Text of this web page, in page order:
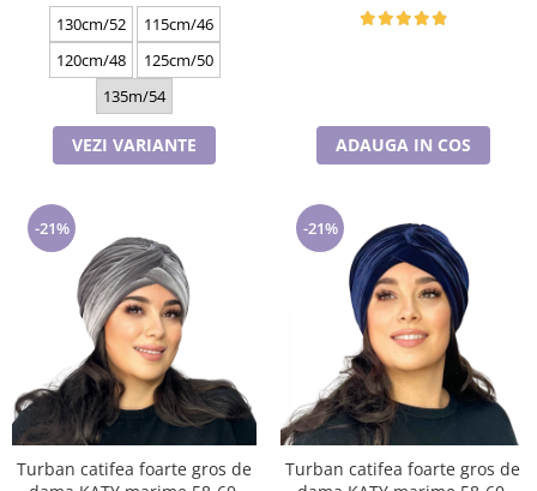
130cm/52
115cm/46
120cm/48
125cm/50
135m/54
VEZI VARIANTE ADAUGA IN COS
-21%
Turban catifea foarte gros de
-21%
Turban catifea foarte gros de